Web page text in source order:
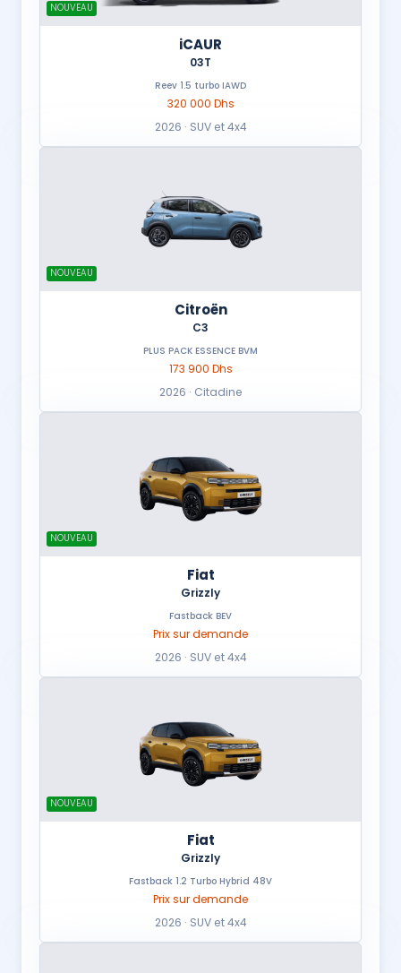
NOUVEAU
iCAUR
03T
Reev 1.5 turbo IAWD
320 000 Dhs
2026 · SUV et 4x4
NOUVEAU
Citroën
C3
PLUS PACK ESSENCE BVM
173 900 Dhs
2026 · Citadine
NOUVEAU
Fiat
Grizzly
Fastback BEV
Prix sur demande
2026 · SUV et 4x4
NOUVEAU
Fiat
Grizzly
Fastback 1.2 Turbo Hybrid 48V
Prix sur demande
2026 · SUV et 4x4